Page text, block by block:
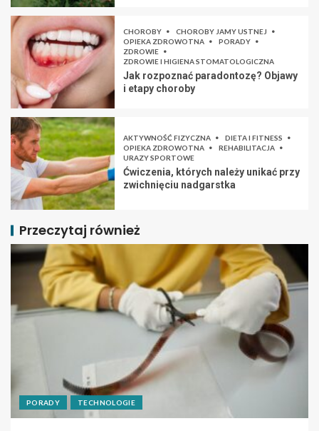
CHOROBY
CHOROBY JAMY USTNEJ
OPIEKA ZDROWOTNA
PORADY
ZDROWIE
ZDROWIE I HIGIENA STOMATOLOGICZNA
Jak rozpoznać paradontozę? Objawy
i etapy choroby
AKTYWNOŚĆ FIZYCZNA
DIETA I FITNESS
OPIEKA ZDROWOTNA
REHABILITACJA
URAZY SPORTOWE
Ćwiczenia, których należy unikać przy
zwichnięciu nadgarstka
Przeczytaj również
PORADY TECHNOLOGIE